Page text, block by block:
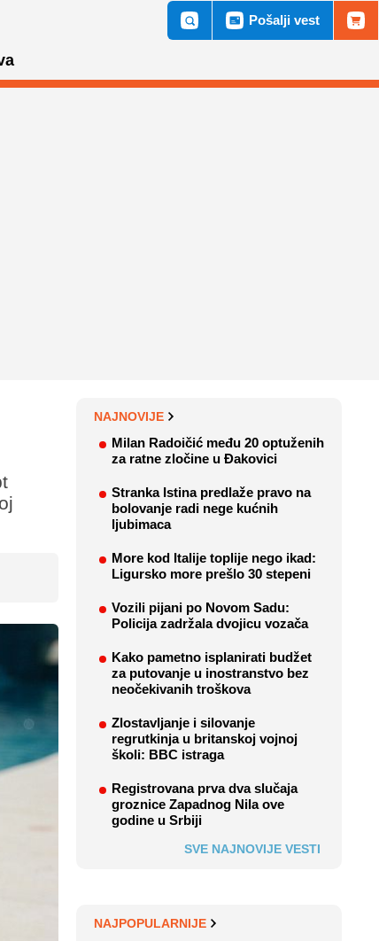
Pošalji vest
NAJNOVIJE
Milan Radoičić među 20 optuženih
za ratne zločine u Đakovici
Stranka Istina predlaže pravo na
bolovanje radi nege kućnih
ljubimaca
More kod Italije toplije nego ikad:
Ligursko more prešlo 30 stepeni
Vozili pijani po Novom Sadu:
Policija zadržala dvojicu vozača
Kako pametno isplanirati budžet
za putovanje u inostranstvo bez
neočekivanih troškova
Zlostavljanje i silovanje
regrutkinja u britanskoj vojnoj
školi: BBC istraga
Registrovana prva dva slučaja
groznice Zapadnog Nila ove
godine u Srbiji
SVE NAJNOVIJE VESTI
NAJPOPULARNIJE